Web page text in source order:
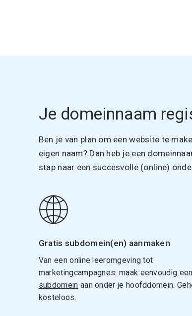
Je domeinnaam
Ben je van plan om een website te
eigen naam? Dan heb je een
stap naar een succesvolle (online)
Gratis subdomein(en) aanmaken
Van een online leeromgeving tot
marketingcampagnes: maak eenvoudig een
subdomein aan onder je hoofddomein.
kosteloos.